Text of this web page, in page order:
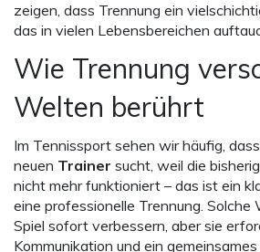
zeigen, dass Trennung ein
das in vielen Lebensbereichen
Wie Trennung
Welten berührt
Im Tennissport sehen wir häufig,
neuen Trainer sucht, weil die
nicht mehr funktioniert – das ist ein
eine professionelle Trennung. Solche
Spiel sofort verbessern, aber sie
Kommunikation und ein